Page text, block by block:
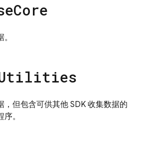
Core
，但包含可供其他 SDK 收集数据的
。